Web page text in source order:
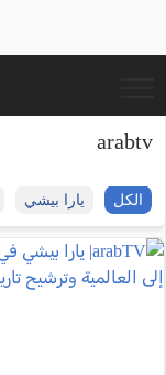
arabtv
الكل يارا بيشي